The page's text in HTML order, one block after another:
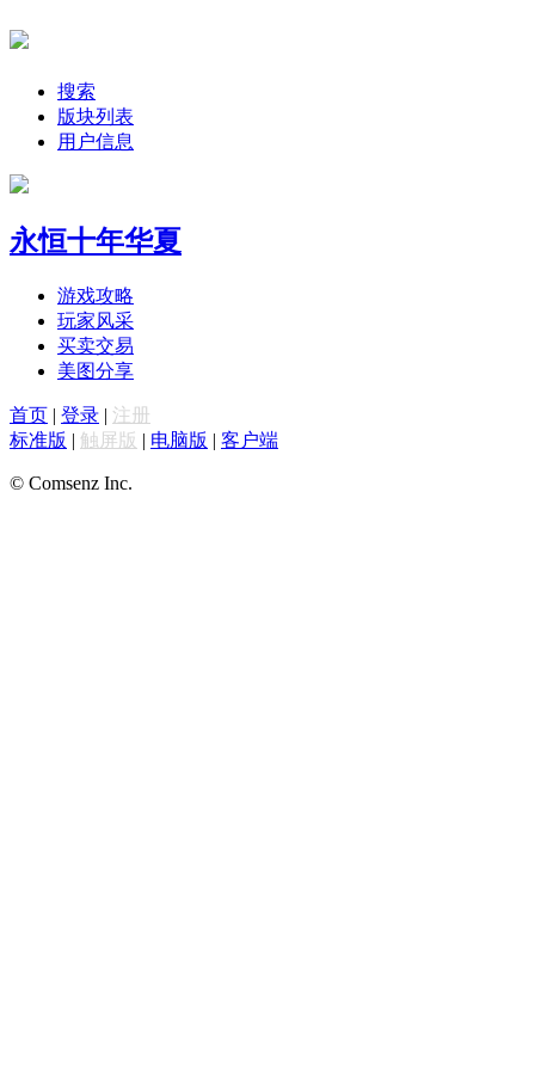
搜索
版块列表
用户信息
永恒十年华夏
游戏攻略
玩家风采
买卖交易
美图分享
首页 | 登录 | 注册
标准版 | 触屏版 | 电脑版 | 客户端
© Comsenz Inc.